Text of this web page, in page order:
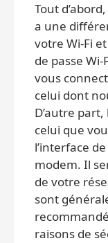
Tout
a une
votre Wi-Fi
de passe
vous
celui dont
D’autre
celui que
l’interface
modem. Il
de votre
sont
raisons de